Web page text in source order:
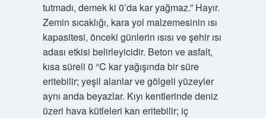
tutmadı, demek ki 0’da kar yağmaz.” Hayır.
Zemin sıcaklığı, kara yol malzemesinin ısı
kapasitesi, önceki günlerin ısısı ve şehir ısı
adası etkisi belirleyicidir. Beton ve asfalt,
kısa süreli 0 °C kar yağışında bir süre
eritebilir; yeşil alanlar ve gölgeli yüzeyler
aynı anda beyazlar. Kıyı kentlerinde deniz
üzeri hava kütleleri karı eritebilir; iç